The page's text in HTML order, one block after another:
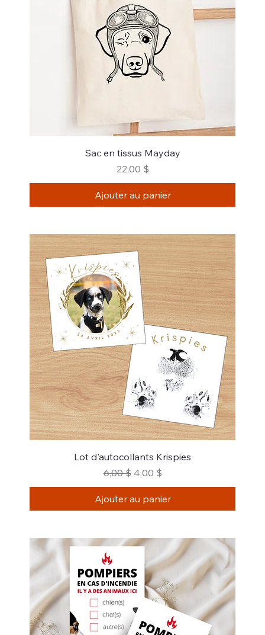
Sac en tissus Mayday
Prix
22,00 $
Ajouter au panier
Lot d'autocollants Krispies
Prix original
6,00 $ Prix promotionnel
4,00 $
Ajouter au panier